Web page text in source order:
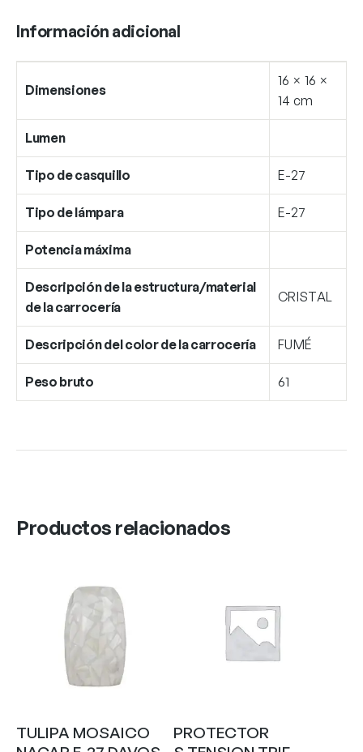
Información adicional
Dimensiones
16 × 16 ×
14 cm
Lumen
Tipo de casquillo E-27
Tipo de lámpara E-27
Potencia máxima
Descripción de la estructura/material
de la carrocería
CRISTAL
Descripción del color de la carrocería FUMÉ
Peso bruto 61
Productos relacionados
TULIPA MOSAICO
PROTECTOR